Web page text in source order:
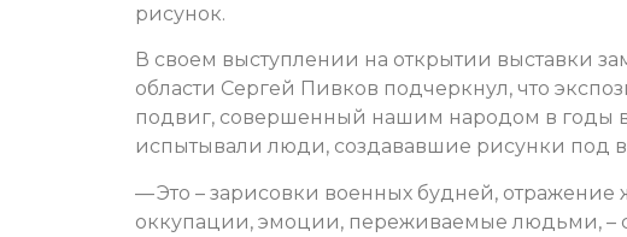
рисунок.
В своем выступлении на открытии выставки
области Сергей Пивков подчеркнул, что
подвиг, совершенный нашим народом в годы
испытывали люди, создававшие рисунки под
— Это – зарисовки военных будней, отражение
оккупации, эмоции, переживаемые людьми, –